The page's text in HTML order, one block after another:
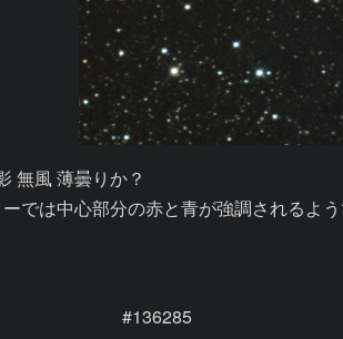
無風 薄曇りか？
では中心部分の赤と青が強調されるよ
#136285